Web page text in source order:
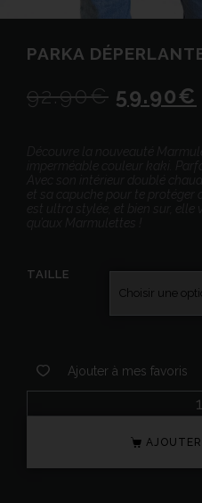
PARKA
92.90€ 59.90€
TAILLE
Ajouter à mes favoris